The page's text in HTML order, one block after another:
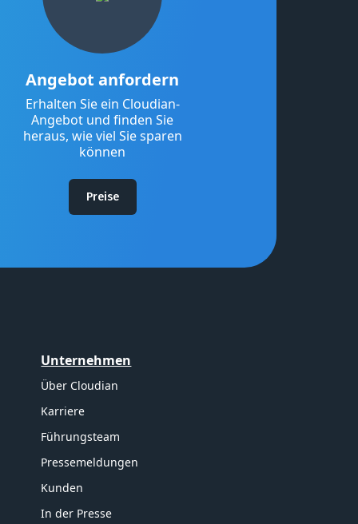
Angebot anfordern
Erhalten Sie ein Cloudian-
Angebot und finden Sie
heraus, wie viel Sie sparen
können
Preise
Unternehmen
Über Cloudian
Karriere
Führungsteam
Pressemeldungen
Kunden
In der Presse